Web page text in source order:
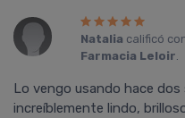
Natalia calificó
Farmacia Leloir.
Lo vengo usando hace dos
increíblemente lindo,